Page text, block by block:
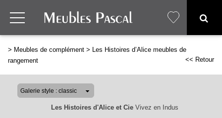
> Meubles de complément > Les Histoires d’Alice meubles de
rangement
<< Retour
Les Histoires d'Alice et CieVivez en Indus